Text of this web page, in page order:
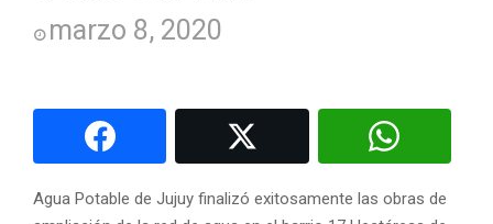
marzo 8, 2020
Agua Potable de Jujuy finalizó exitosamente las obras de